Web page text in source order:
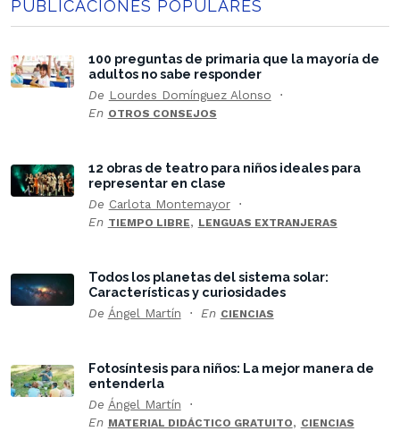
PUBLICACIONES POPULARES
100 preguntas de primaria que la mayoría de
adultos no sabe responder
De Lourdes Domínguez Alonso
En OTROS CONSEJOS
12 obras de teatro para niños ideales para
representar en clase
De Carlota Montemayor
En TIEMPO LIBRE, LENGUAS EXTRANJERAS
Todos los planetas del sistema solar:
Características y curiosidades
De Ángel Martín En CIENCIAS
Fotosíntesis para niños: La mejor manera de
entenderla
De Ángel Martín
En MATERIAL DIDÁCTICO GRATUITO, CIENCIAS